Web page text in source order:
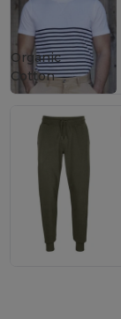
Organic
Cotton